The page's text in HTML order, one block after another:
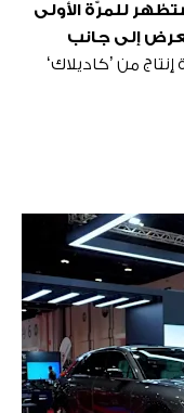
للمرّة الأولى
إلى جانب
من ’كاديلاك‘